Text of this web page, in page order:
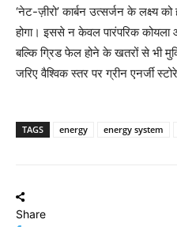
‘नेट-ज़ीरो’ कार्बन उत्सर्जन के लक्ष्य
होगा। इससे न केवल पारंपरिक कोयला
बल्कि ग्रिड फेल होने के खतरों से भी
जरिए वैश्विक स्तर पर ग्रीन एनर्जी
TAGS energy energy system
Share